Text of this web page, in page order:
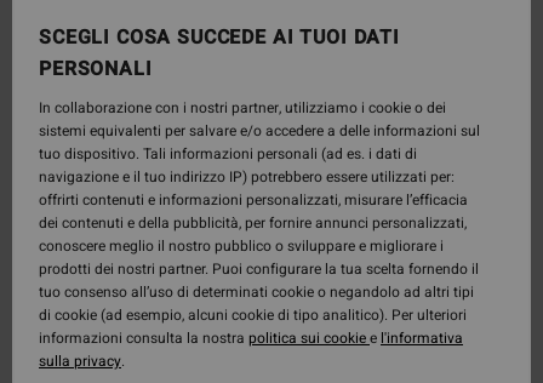
SCEGLI COSA SUCCEDE AI TUOI DATI
PERSONALI
In collaborazione con i nostri partner, utilizziamo i cookie o dei
sistemi equivalenti per salvare e/o accedere a delle informazioni sul
tuo dispositivo. Tali informazioni personali (ad es. i dati di
navigazione e il tuo indirizzo IP) potrebbero essere utilizzati per:
offrirti contenuti e informazioni personalizzati, misurare l’efficacia
dei contenuti e della pubblicità, per fornire annunci personalizzati,
conoscere meglio il nostro pubblico o sviluppare e migliorare i
prodotti dei nostri partner. Puoi configurare la tua scelta fornendo il
tuo consenso all’uso di determinati cookie o negandolo ad altri tipi
di cookie (ad esempio, alcuni cookie di tipo analitico). Per ulteriori
informazioni consulta la nostra politica sui cookiee l'informativa
sulla privacy.